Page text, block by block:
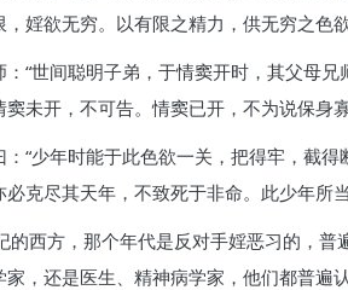
，婬欲无穷。以有限之精力，供无穷之色
：“世间聪明子弟，于情窦开时，其父母
窦未开，不可告。情窦已开，不为说保身
：“少年时能于此色欲一关，把得牢，截
必克尽其天年，不致死于非命。此少年所
的西方，那个年代是反对手婬恶习的，
家，还是医生、精神病学家，他们都普遍